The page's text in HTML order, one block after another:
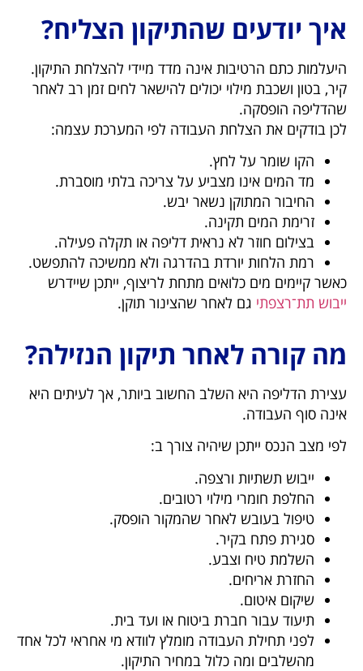
איך יודעים שהתיקון הצליח?
היעלמות כתם הרטיבות אינה מדד מיידי להצלחת התיקון.
קיר, בטון ושכבת מילוי יכולים להישאר לחים זמן רב לאחר
שהדליפה הופסקה.
לכן בודקים את הצלחת העבודה לפי המערכת עצמה:
הקו שומר על לחץ.
מד המים אינו מצביע על צריכה בלתי מוסברת.
החיבור המתוקן נשאר יבש.
זרימת המים תקינה.
בצילום חוזר לא נראית דליפה או תקלה פעילה.
רמת הלחות יורדת בהדרגה ולא ממשיכה להתפשט.
כאשר קיימים מים כלואים מתחת לריצוף, ייתכן שיידרש
ייבוש תת־רצפתי גם לאחר שהצינור תוקן.
מה קורה לאחר תיקון הנזילה?
עצירת הדליפה היא השלב החשוב ביותר, אך לעיתים היא
אינה סוף העבודה.
לפי מצב הנכס ייתכן שיהיה צורך ב:
ייבוש תשתיות ורצפה.
החלפת חומרי מילוי רטובים.
טיפול בעובש לאחר שהמקור הופסק.
סגירת פתח בקיר.
השלמת טיח וצבע.
החזרת אריחים.
שיקום איטום.
תיעוד עבור חברת ביטוח או ועד בית.
לפני תחילת העבודה מומלץ לוודא מי אחראי לכל אחד
מהשלבים ומה כלול במחיר התיקון.